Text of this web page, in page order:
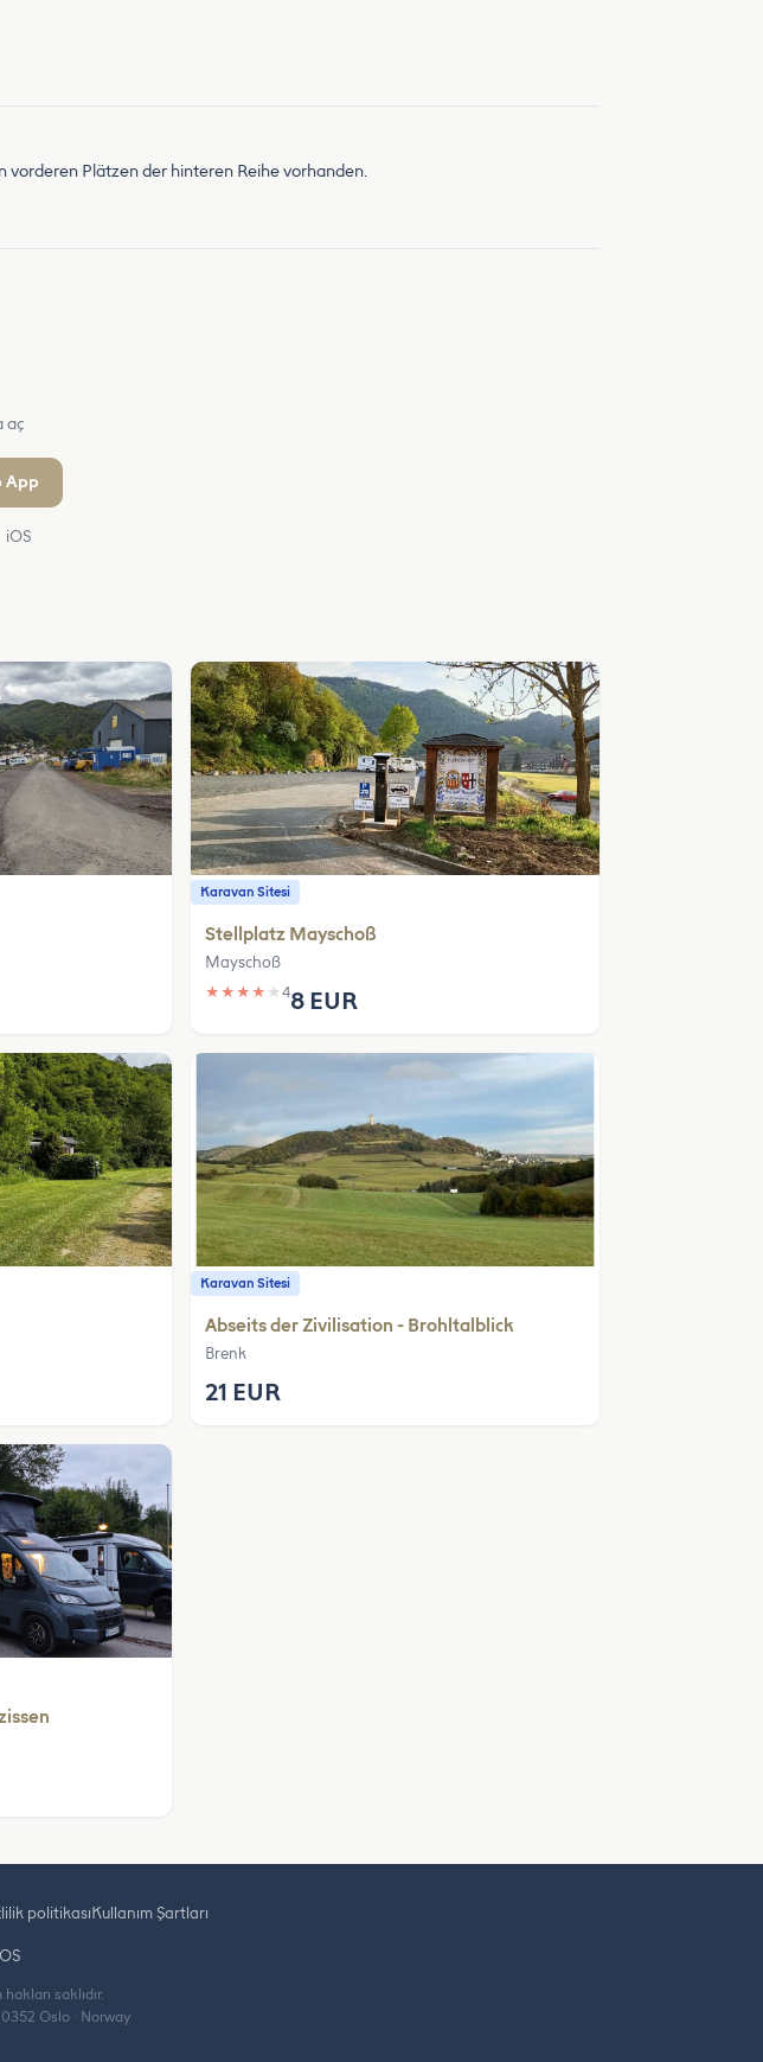
Plätzen der hinteren Reihe vorhanden.
aç
App
iOS
Karavan Sitesi
Stellplatz Mayschoß
Mayschoß
★ ★ ★ ★ ★ 48 EUR
Karavan Sitesi
Abseits der Zivilisation - Brohltalblick
Brenk
21 EUR
politikasıKullanım Şartları
saklıdır.
Oslo · Norway